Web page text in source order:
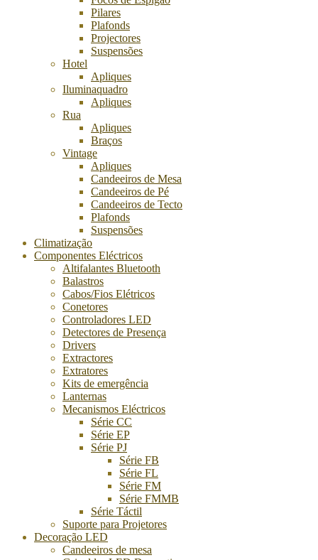
Pilares
Plafonds
Projectores
Suspensões
Hotel
Apliques
Iluminaquadro
Apliques
Rua
Apliques
Braços
Vintage
Apliques
Candeeiros de Mesa
Candeeiros de Pé
Candeeiros de Tecto
Plafonds
Suspensões
Climatização
Componentes Eléctricos
Altifalantes Bluetooth
Balastros
Cabos/Fios Elétricos
Conetores
Controladores LED
Detectores de Presença
Drivers
Extractores
Extratores
Kits de emergência
Lanternas
Mecanismos Eléctricos
Série CC
Série EP
Série PJ
Série FB
Série FL
Série FM
Série FMMB
Série Táctil
Suporte para Projetores
Decoração LED
Candeeiros de mesa